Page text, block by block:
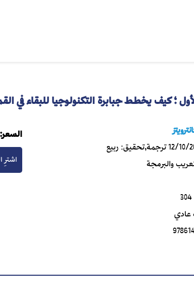
؛ كيف يخطط جبابرة التكنولوجيا للبقاء في
12/10/ترجمة,تحقيق:ربيع
والبرمجة
304
عادي
اشترِ